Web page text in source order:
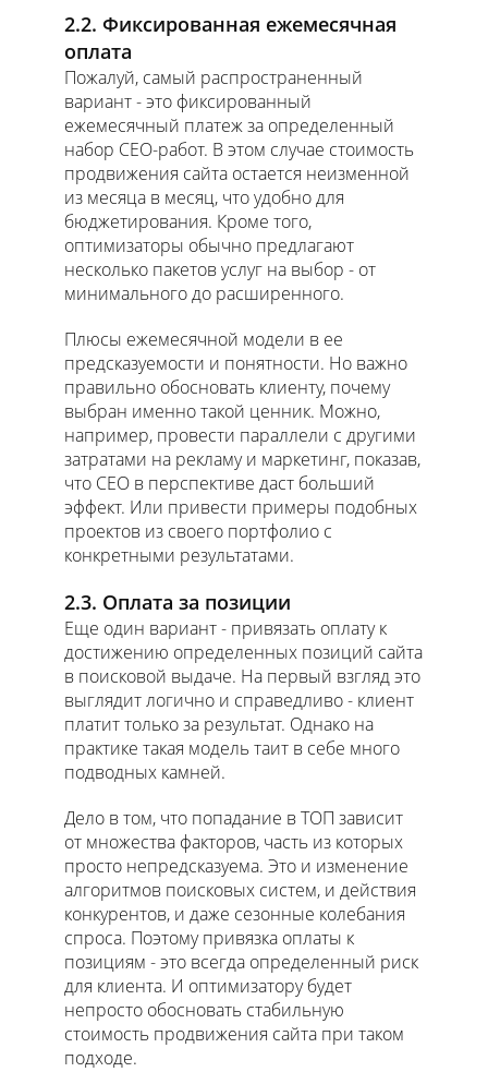
2.2. Фиксированная ежемесячная
оплата
Пожалуй, самый распространенный
вариант - это фиксированный
ежемесячный платеж за определенный
набор СЕО-работ. В этом случае стоимость
продвижения сайта остается неизменной
из месяца в месяц, что удобно для
бюджетирования. Кроме того,
оптимизаторы обычно предлагают
несколько пакетов услуг на выбор - от
минимального до расширенного.
Плюсы ежемесячной модели в ее
предсказуемости и понятности. Но важно
правильно обосновать клиенту, почему
выбран именно такой ценник. Можно,
например, провести параллели с другими
затратами на рекламу и маркетинг, показав,
что СЕО в перспективе даст больший
эффект. Или привести примеры подобных
проектов из своего портфолио с
конкретными результатами.
2.3. Оплата за позиции
Еще один вариант - привязать оплату к
достижению определенных позиций сайта
в поисковой выдаче. На первый взгляд это
выглядит логично и справедливо - клиент
платит только за результат. Однако на
практике такая модель таит в себе много
подводных камней.
Дело в том, что попадание в ТОП зависит
от множества факторов, часть из которых
просто непредсказуема. Это и изменение
алгоритмов поисковых систем, и действия
конкурентов, и даже сезонные колебания
спроса. Поэтому привязка оплаты к
позициям - это всегда определенный риск
для клиента. И оптимизатору будет
непросто обосновать стабильную
стоимость продвижения сайта при таком
подходе.